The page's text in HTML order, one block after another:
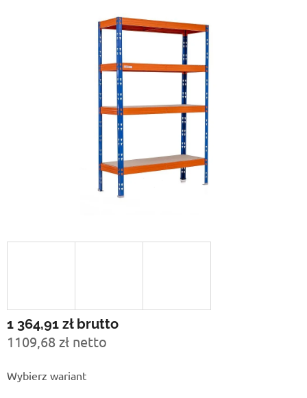
1 364,91 złbrutto
1109,68 zł netto
jednostkowa:
Wybierz wariant